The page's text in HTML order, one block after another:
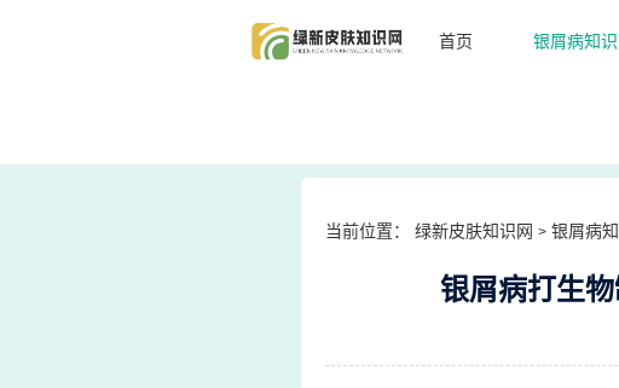
首页 银屑病知识
当前位置： 绿新皮肤知识网 > 银屑病
银屑病打生